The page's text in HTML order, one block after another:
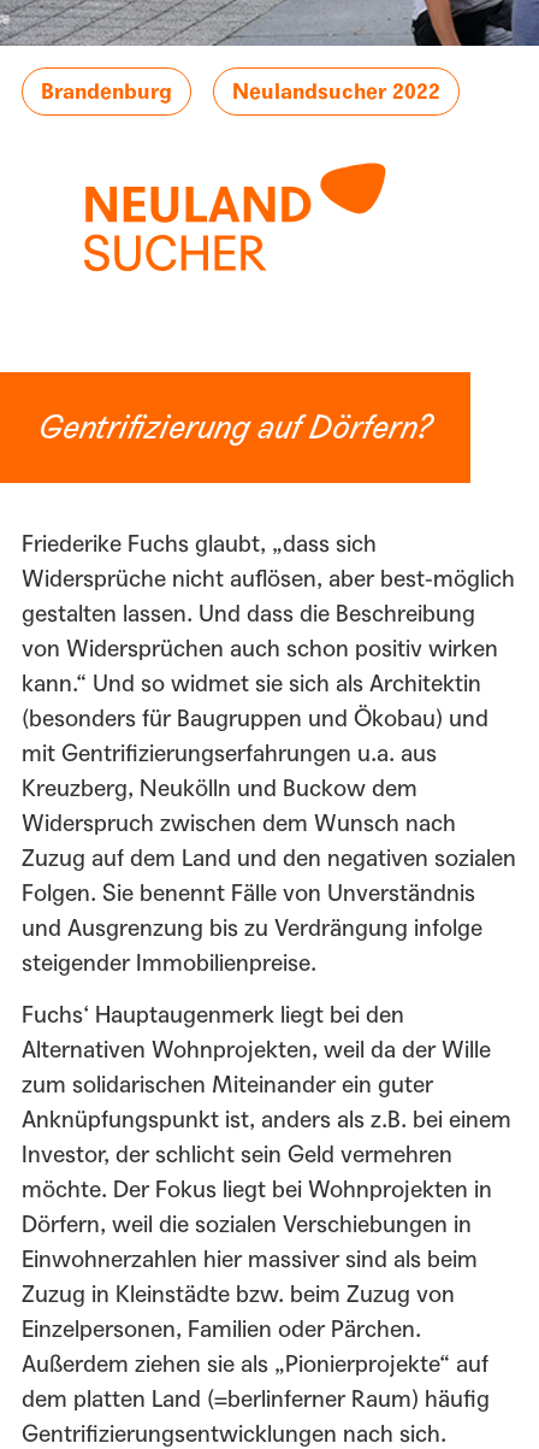
Brandenburg Neulandsucher 2022
Gentrifizierung auf Dörfern?
Friederike Fuchs glaubt, „dass sich
Widersprüche nicht auflösen, aber best-möglich
gestalten lassen. Und dass die Beschreibung
von Widersprüchen auch schon positiv wirken
kann.“ Und so widmet sie sich als Architektin
(besonders für Baugruppen und Ökobau) und
mit Gentrifizierungserfahrungen u.a. aus
Kreuzberg, Neukölln und Buckow dem
Widerspruch zwischen dem Wunsch nach
Zuzug auf dem Land und den negativen sozialen
Folgen. Sie benennt Fälle von Unverständnis
und Ausgrenzung bis zu Verdrängung infolge
steigender Immobilienpreise.
Fuchs‘ Hauptaugenmerk liegt bei den
Alternativen Wohnprojekten, weil da der Wille
zum solidarischen Miteinander ein guter
Anknüpfungspunkt ist, anders als z.B. bei einem
Investor, der schlicht sein Geld vermehren
möchte. Der Fokus liegt bei Wohnprojekten in
Dörfern, weil die sozialen Verschiebungen in
Einwohnerzahlen hier massiver sind als beim
Zuzug in Kleinstädte bzw. beim Zuzug von
Einzelpersonen, Familien oder Pärchen.
Außerdem ziehen sie als „Pionierprojekte“ auf
dem platten Land (=berlinferner Raum) häufig
Gentrifizierungsentwicklungen nach sich.